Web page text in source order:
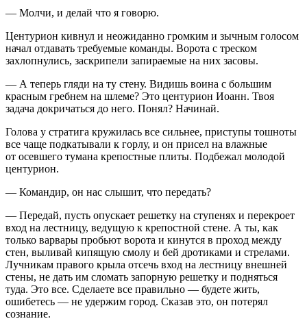
— Молчи, и делай что я говорю.
Центурион кивнул и неожиданно громким и зычным голосом
начал отдавать требуемые команды. Ворота с треском
захлопнулись, заскрипели запираемые на них засовы.
— А теперь гляди на ту стену. Видишь воина с большим
красным гребнем на шлеме? Это центурион Иоанн. Твоя
задача докричаться до него. Понял? Начинай.
Голова у стратига кружилась все сильнее, приступы тошноты
все чаще подкатывали к горлу, и он присел на влажные
от осевшего тумана крепостные плиты. Подбежал молодой
центурион.
— Командир, он нас слышит, что передать?
— Передай, пусть опускает решетку на ступенях и перекроет
вход на лестницу, ведущую к крепостной стене. А ты, как
только варвары пробьют ворота и кинутся в проход между
стен, выливай кипящую смолу и бей дротиками и стрелами.
Лучникам правого крыла отсечь вход на лестницу внешней
стены, не дать им сломать запорную решетку и подняться
туда. Это все. Сделаете все правильно — будете жить,
ошибетесь — не удержим город. Сказав это, он потерял
сознание.